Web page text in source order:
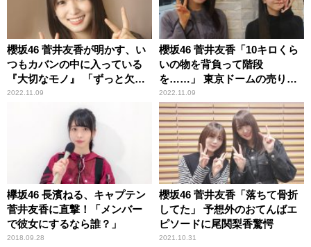
櫻坂46 菅井友香が明かす、い
つもカバンの中に入っている
『大切なモノ』 「ずっと欠か
せなかった」
2022.11.09
櫻坂46 菅井友香「10キロくら
いの物を背負って階段
を……」 東京ドームの売り子
バイトの思い出を語る
2022.11.09
欅坂46 長濱ねる、キャプテン
菅井友香に直撃！「メンバー
で彼女にするなら誰？」
2018.09.28
櫻坂46 菅井友香「落ちて骨折
してた」 予想外のおてんばエ
ピソードに尾関梨香驚愕
2021.10.31